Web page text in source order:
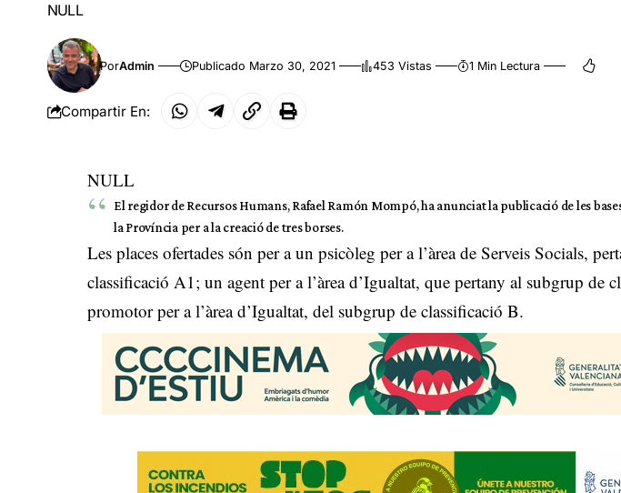
NULL
PorAdmin Publicado Marzo 30, 2021 453 Vistas 1 Min Lectura
Compartir En:
NULL
El regidor de Recursos Humans, Rafael Ramón Mompó, ha anunciat la publicació de les
la Província per a la creació de tres borses.
Les places ofertades són per a un psicòleg per a l’àrea de Serveis Socials,
classificació A1; un agent per a l’àrea d’Igualtat, que pertany al subgrup de
promotor per a l’àrea d’Igualtat, del subgrup de classificació B.